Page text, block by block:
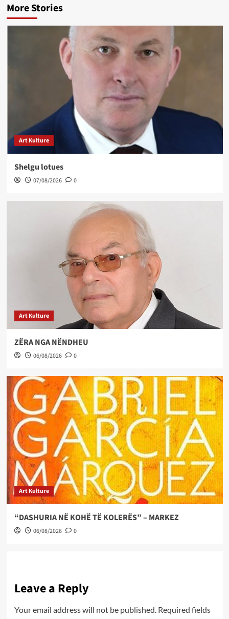
More Stories
Art Kulture
Shelgu lotues
07/08/2026 0
Art Kulture
ZËRA NGA NËNDHEU
06/08/2026 0
Art Kulture
“DASHURIA NË KOHË TË KOLERËS” – MARKEZ
06/08/2026 0
Leave a Reply
Your email address will not be published. Required fields